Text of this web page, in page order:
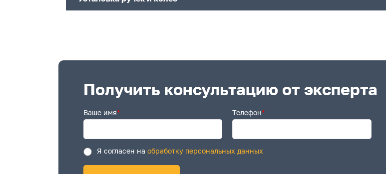
Получить консультацию от эксперта
Ваше имя* Телефон*
Я согласен на обработку персональных данных